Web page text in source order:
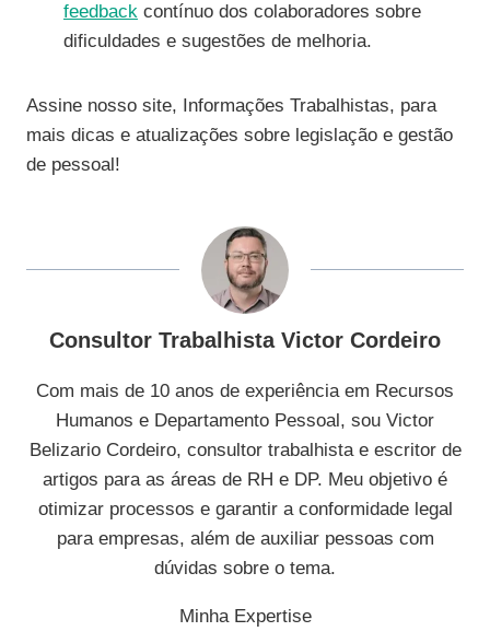
feedback contínuo dos colaboradores sobre
dificuldades e sugestões de melhoria.
Assine nosso site, Informações Trabalhistas, para
mais dicas e atualizações sobre legislação e gestão
de pessoal!
Consultor Trabalhista Victor Cordeiro
Com mais de 10 anos de experiência em Recursos
Humanos e Departamento Pessoal, sou Victor
Belizario Cordeiro, consultor trabalhista e escritor de
artigos para as áreas de RH e DP. Meu objetivo é
otimizar processos e garantir a conformidade legal
para empresas, além de auxiliar pessoas com
dúvidas sobre o tema.
Minha Expertise